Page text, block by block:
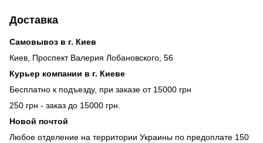
Доставка
Самовывоз в г. Киев
Киев, Проспект Валерия Лобановского, 56
Курьер компании в г. Киеве
Бесплатно к подъезду, при заказе от 15000 грн
250 грн - заказ до 15000 грн.
Новой почтой
Любое отделение на территории Украины по предоплате 150